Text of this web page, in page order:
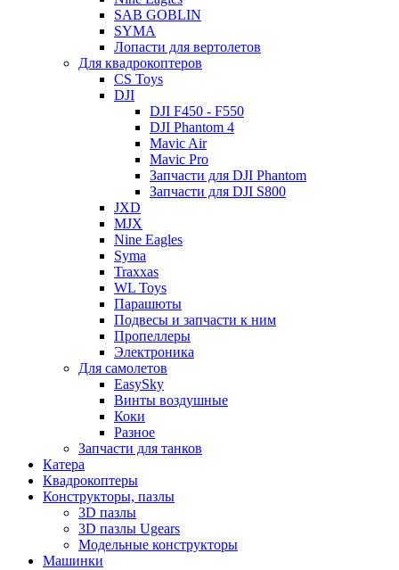
SAB GOBLIN
SYMA
Лопасти для вертолетов
Для квадрокоптеров
CS Toys
DJI
DJI F450 - F550
DJI Phantom 4
Mavic Air
Mavic Pro
Запчасти для DJI Phantom
Запчасти для DJI S800
JXD
MJX
Nine Eagles
Syma
Traxxas
WL Toys
Парашюты
Подвесы и запчасти к ним
Пропеллеры
Электроника
Для самолетов
EasySky
Винты воздушные
Коки
Разное
Запчасти для танков
Катера
Квадрокоптеры
Конструкторы, пазлы
3D пазлы
3D пазлы Ugears
Модельные конструкторы
Машинки